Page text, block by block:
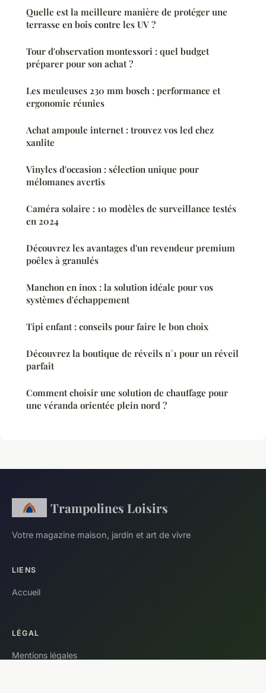
Quelle est la meilleure manière de protéger une
terrasse en bois contre les UV ?
Tour d'observation montessori : quel budget
préparer pour son achat ?
Les meuleuses 230 mm bosch : performance et
ergonomie réunies
Achat ampoule internet : trouvez vos led chez
xanlite
Vinyles d'occasion : sélection unique pour
mélomanes avertis
Caméra solaire : 10 modèles de surveillance testés
en 2024
Découvrez les avantages d'un revendeur premium
poêles à granulés
Manchon en inox : la solution idéale pour vos
systèmes d'échappement
Tipi enfant : conseils pour faire le bon choix
Découvrez la boutique de réveils n°1 pour un réveil
parfait
Comment choisir une solution de chauffage pour
une véranda orientée plein nord ?
Trampolines Loisirs
Votre magazine maison, jardin et art de vivre
LIENS
Accueil
LÉGAL
Mentions légales